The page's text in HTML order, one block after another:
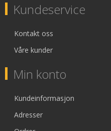
Kundeservice
Kontakt oss
Våre kunder
Min konto
Kundeinformasjon
Adresser